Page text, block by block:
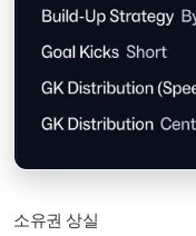
소유권 상실